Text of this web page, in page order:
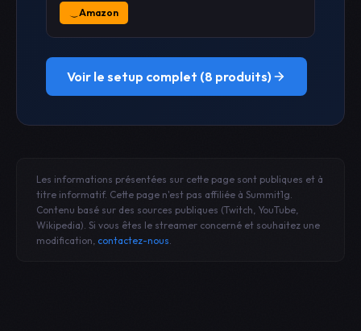
Amazon
Voir le setup complet (8 produits)
Les informations présentées sur cette page sont publiques et à
titre informatif. Cette page n'est pas affiliée à Summit1g.
Contenu basé sur des sources publiques (Twitch, YouTube,
Wikipedia). Si vous êtes le streamer concerné et souhaitez une
modification, contactez-nous